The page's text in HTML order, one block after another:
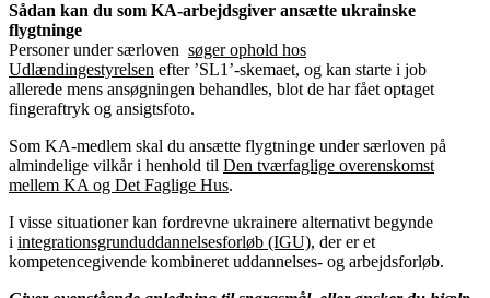
Sådan kan du som KA-arbejdsgiver ansætte ukrainske
flygtninge
Personer under særloven søger ophold hos
Udlændingestyrelsen efter ’SL1’-skemaet, og kan starte i job
allerede mens ansøgningen behandles, blot de har fået optaget
fingeraftryk og ansigtsfoto.
Som KA-medlem skal du ansætte flygtninge under særloven på
almindelige vilkår i henhold til Den tværfaglige overenskomst
mellem KA og Det Faglige Hus.
I visse situationer kan fordrevne ukrainere alternativt begynde
i integrationsgrunduddannelsesforløb (IGU), der er et
kompetencegivende kombineret uddannelses- og arbejdsforløb.